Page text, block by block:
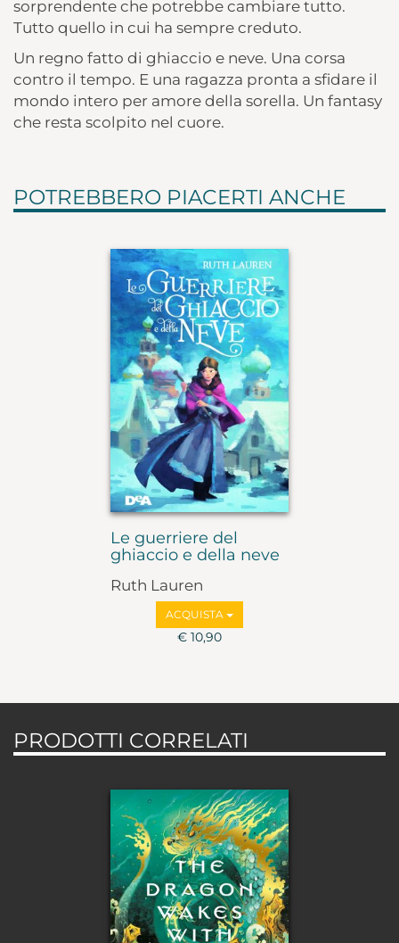
sorprendente che potrebbe cambiare tutto.
Tutto quello in cui ha sempre creduto.
Un regno fatto di ghiaccio e neve. Una corsa
contro il tempo. E una ragazza pronta a sfidare il
mondo intero per amore della sorella. Un fantasy
che resta scolpito nel cuore.
POTREBBERO PIACERTI ANCHE
Le guerriere del
ghiaccio e della neve
Ruth Lauren
ACQUISTA
€ 10,90
PRODOTTI CORRELATI